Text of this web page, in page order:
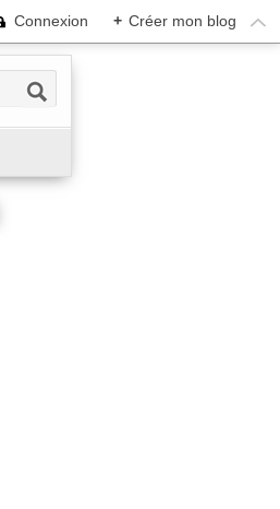
Connexion + Créer mon blog